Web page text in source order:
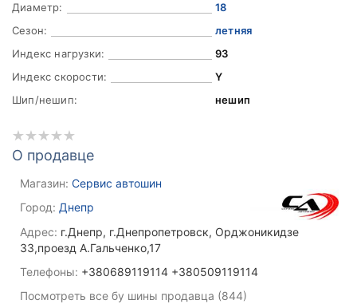
Диаметр:
18
Сезон:
летняя
Индекс нагрузки:
93
Индекс скорости:
Y
Шип/нешип:
нешип
О продавце
Магазин: Сервис автошин
Город: Днепр
Адрес: г.Днепр, г.Днепропетровск, Орджоникидзе
33,проезд А.Гальченко,17
Телефоны: +380689119114 +380509119114
Посмотреть все бу шины продавца (844)